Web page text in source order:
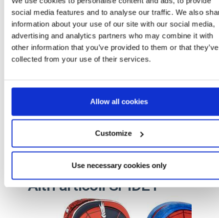
social media features and to analyse our traffic. We also
information about your use of our site with our social media,
advertising and analytics partners who may combine it with
other information that you’ve provided to them or that they’ve
collected from your use of their services.
Allow all cookies
Customize
Use necessary cookies only
2300006607
T028
1
Altri articoli SPIDEY